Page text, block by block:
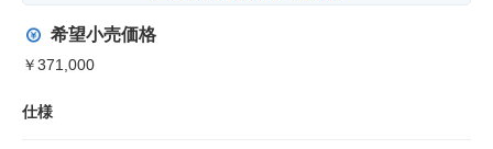
希望小売価格
￥371,000
仕様